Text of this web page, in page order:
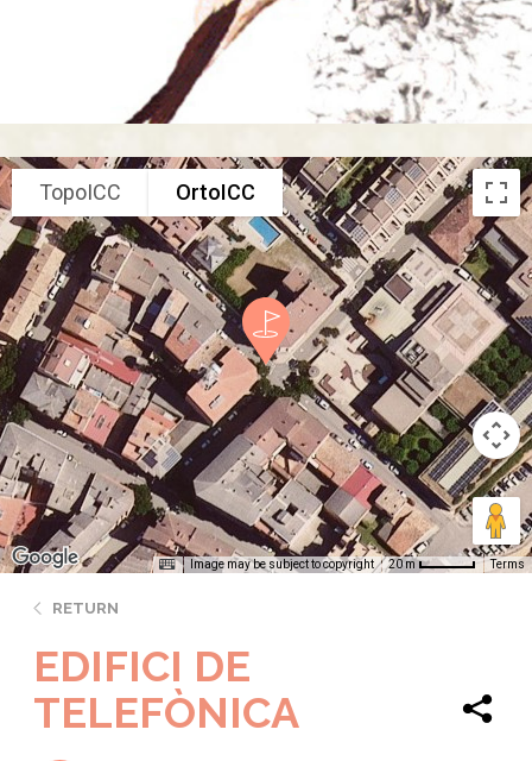
TopoICC OrtoICC
Image may be subject to copyright 20 m Terms
RETURN
EDIFICI DE
TELEFÒNICA